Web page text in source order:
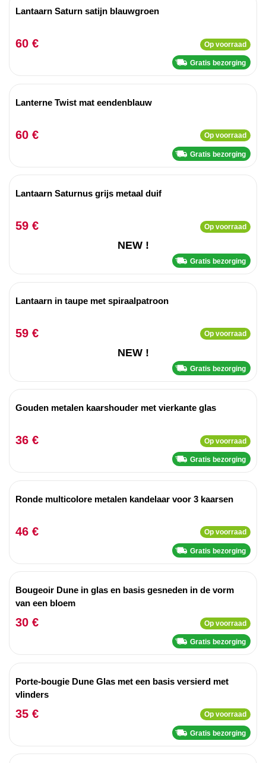
Lantaarn Saturn satijn blauwgroen
60 € Op voorraad
Gratis bezorging
Lanterne Twist mat eendenblauw
60 € Op voorraad
Gratis bezorging
Lantaarn Saturnus grijs metaal duif
59 € Op voorraad
NEW !
Gratis bezorging
Lantaarn in taupe met spiraalpatroon
59 € Op voorraad
NEW !
Gratis bezorging
Gouden metalen kaarshouder met vierkante glas
36 € Op voorraad
Gratis bezorging
Ronde multicolore metalen kandelaar voor 3 kaarsen
46 € Op voorraad
Gratis bezorging
Bougeoir Dune in glas en basis gesneden in de vorm
van een bloem
30 € Op voorraad
Gratis bezorging
Porte-bougie Dune Glas met een basis versierd met
vlinders
35 € Op voorraad
Gratis bezorging